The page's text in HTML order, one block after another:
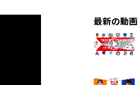
最新の動画